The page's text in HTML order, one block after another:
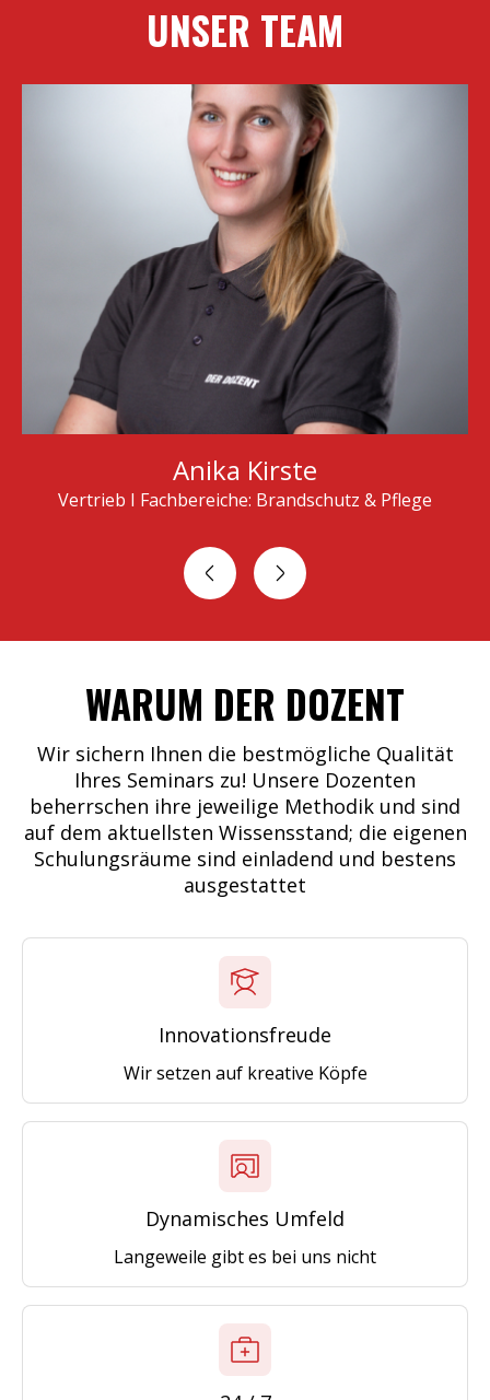
UNSER TEAM
Brandschutz & Pflege
WARUM DER DOZENT
Wir sichern Ihnen die bestmögliche Qualität
Ihres Seminars zu! Unsere Dozenten
beherrschen ihre jeweilige Methodik und sind
auf dem aktuellsten Wissensstand; die eigenen
Schulungsräume sind einladend und bestens
ausgestattet
Innovationsfreude
Wir setzen auf kreative Köpfe
Dynamisches Umfeld
Langeweile gibt es bei uns nicht